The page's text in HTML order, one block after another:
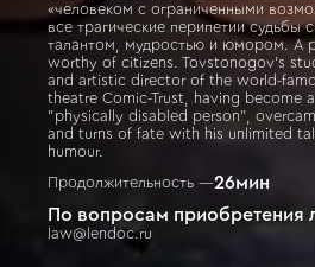
«человеком с ограниченными
все трагические перипетии судьбы
талантом, мудростью и юмором. A
worthy of citizens. Tovstonogov's
and artistic director of the world-
theatre Comic-Trust, having become
"physically disabled person",
and turns of fate with his unlimited
humour.
Продолжительность —26мин
По вопросам приобретения
law@lendoc.ru